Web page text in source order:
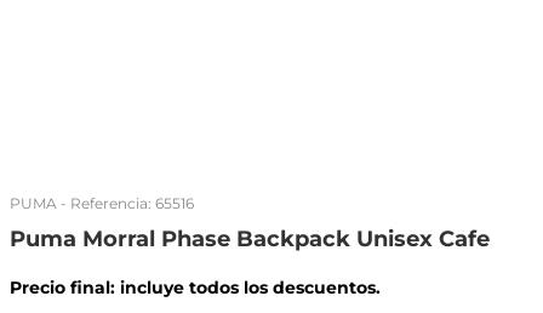
PUMA - Referencia: 65516
Puma Morral Phase Backpack Unisex Cafe
Precio final: incluye todos los descuentos.